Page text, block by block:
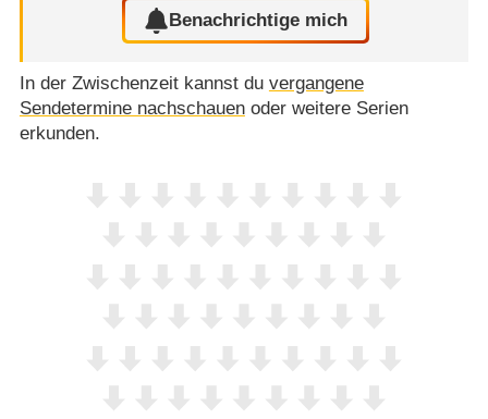
Benachrichtige mich
In der Zwischenzeit kannst du vergangene
Sendetermine nachschauenoder weitere Serien
erkunden.